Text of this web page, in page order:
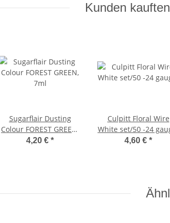
Kunden
Sugarflair Dusting
Colour FOREST GREEN,
7ml
4,20 € *
Culpitt Floral Wire
White set/50 -24
4,60 € *